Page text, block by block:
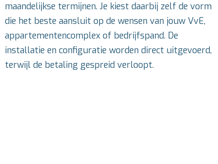
maandelijkse termijnen. Je kiest daarbij zelf de vorm
die het beste aansluit op de wensen van jouw VvE,
appartementencomplex of bedrijfspand. De
installatie en configuratie worden direct uitgevoerd,
terwijl de betaling gespreid verloopt.